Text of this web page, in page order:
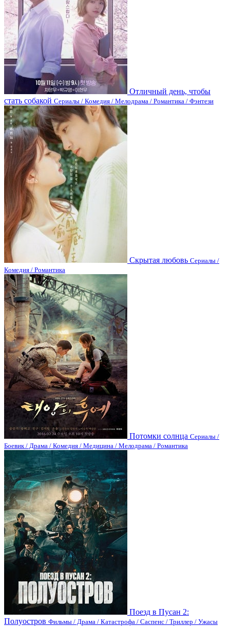
Отличный день, чтобы
стать собакой Сериалы / Комедия / Мелодрама / Романтика / Фэнтези
Скрытая любовь Сериалы /
Комедия / Романтика
Потомки солнца Сериалы /
Боевик / Драма / Комедия / Медицина / Мелодрама / Романтика
Поезд в Пусан 2:
Полуостров Фильмы / Драма / Катастрофа / Саспенс / Триллер / Ужасы